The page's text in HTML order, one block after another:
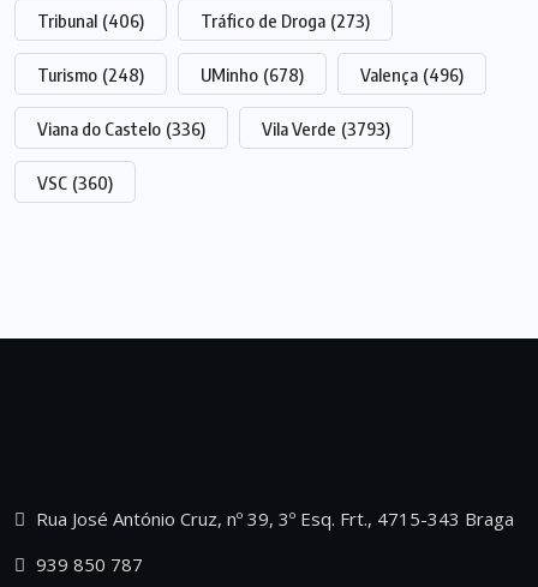
Tribunal (406) Tráfico de Droga (273)
Turismo (248) UMinho (678) Valença (496)
Viana do Castelo (336) Vila Verde (3793)
VSC (360)
Rua José António Cruz, nº 39, 3º Esq. Frt., 4715-343 Braga
939 850 787